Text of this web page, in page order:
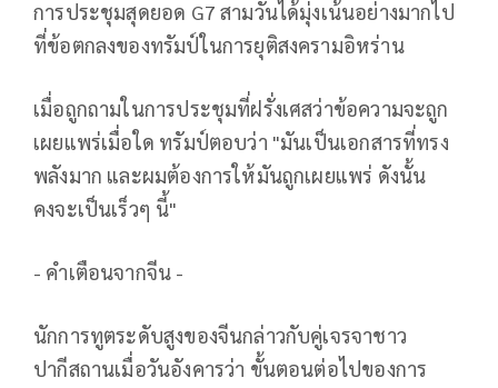
การประชุมสุดยอด G7 สามวันได้มุ่งเน้นอย่างมากไป
ที่ข้อตกลงของทรัมป์ในการยุติสงครามอิหร่าน
เมื่อถูกถามในการประชุมที่ฝรั่งเศสว่าข้อความจะถูก
เผยแพร่เมื่อใด ทรัมป์ตอบว่า "มันเป็นเอกสารที่ทรง
พลังมาก และผมต้องการให้มันถูกเผยแพร่ ดังนั้น
คงจะเป็นเร็วๆ นี้"
- คำเตือนจากจีน -
นักการทูตระดับสูงของจีนกล่าวกับคู่เจรจาชาว
ปากีสถานเมื่อวันอังคารว่า ขั้นตอนต่อไปของการ